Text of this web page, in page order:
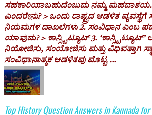
ಸಹಕಾರಿಯಾಬಹುದೆಂಬುದು ನಮ್ಮ
ಎಂದರೇನು? > ಒಂದು ರಾಷ್ಟ್ರದ ಆಡಳಿತ
ನಿಯಮಗಳ ದಾಖಲೆಗಳು 2. ಸಂವಿಧಾನ ಎಂಬ
ಯಾವುದು? > ಕಾನ್ಸ್ಟಿಟ್ಯೂಟ್ 3. ‘ಕಾನ್ಸ್ಟಿಟ್ಯೂಟ್’
ನಿಯೋಜಿಸು, ಸಂಯೋಜಿಸು ಮತ್ತು ವಿಧಿವತ್ತಾಗಿ
ಸಂವಿಧಾನಾತ್ಮಕ ಆಡಳಿತವು ಮೊಟ್ಟ ...
Top History Question Answers in Kannada